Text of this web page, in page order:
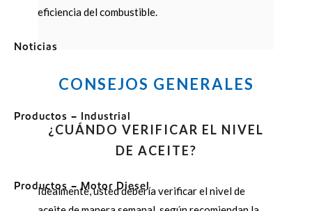
Noticias
Productos – Industrial
Productos – Motor Diesel
eficiencia del combustible.
CONSEJOS GENERALES
¿CUÁNDO VERIFICAR EL NIVEL
DE ACEITE?
Idealmente, usted debería verificar el nivel de